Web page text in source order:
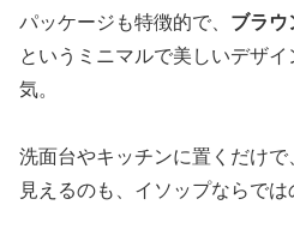
パッケージも特徴的で、 ブラウ
というミニマルで美しいデザ
気。
洗面台やキッチンに置くだけ
見えるのも、イソップならでは